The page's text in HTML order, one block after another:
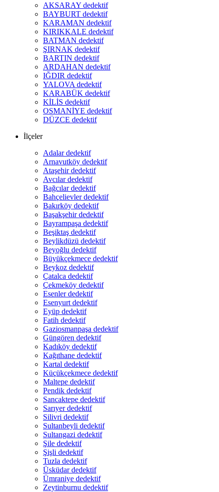
AKSARAY dedektif
BAYBURT dedektif
KARAMAN dedektif
KIRIKKALE dedektif
BATMAN dedektif
ŞIRNAK dedektif
BARTIN dedektif
ARDAHAN dedektif
IĞDIR dedektif
YALOVA dedektif
KARABÜK dedektif
KİLİS dedektif
OSMANİYE dedektif
DÜZCE dedektif
İlçeler
Adalar dedektif
Arnavutköy dedektif
Ataşehir dedektif
Avcılar dedektif
Bağcılar dedektif
Bahçelievler dedektif
Bakırköy dedektif
Başakşehir dedektif
Bayrampaşa dedektif
Beşiktaş dedektif
Beylikdüzü dedektif
Beyoğlu dedektif
Büyükçekmece dedektif
Beykoz dedektif
Çatalca dedektif
Çekmeköy dedektif
Esenler dedektif
Esenyurt dedektif
Eyüp dedektif
Fatih dedektif
Gaziosmanpaşa dedektif
Güngören dedektif
Kadıköy dedektif
Kağıthane dedektif
Kartal dedektif
Küçükçekmece dedektif
Maltepe dedektif
Pendik dedektif
Sancaktepe dedektif
Sarıyer dedektif
Silivri dedektif
Sultanbeyli dedektif
Sultangazi dedektif
Şile dedektif
Şişli dedektif
Tuzla dedektif
Üsküdar dedektif
Ümraniye dedektif
Zeytinburnu dedektif